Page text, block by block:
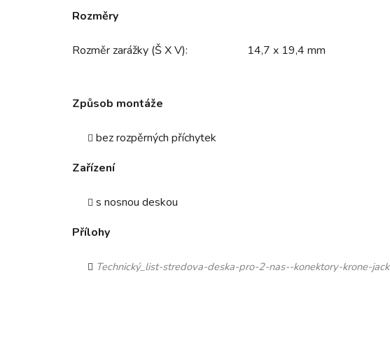
Rozměry
Rozměr zarážky (Š X V): 14,7 x 19,4 mm
Způsob montáže
bez rozpěrných příchytek
Zařízení
s nosnou deskou
Přílohy
Technický_list-stredova-deska-pro-2-nas--konektory-krone-jack